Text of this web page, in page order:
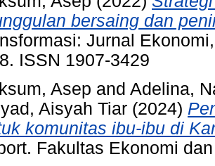
bersaing dan
Jurnal
ISSN 1907-3429
Asep and Adelina,
Aisyah Tiar (2024)
komunitas ibu-ibu di
Fakultas Ekonomi